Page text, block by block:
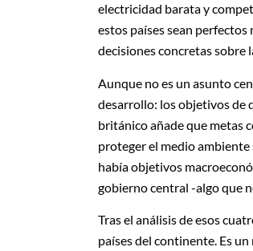
electricidad barata y
estos países sean
decisiones concretas sobre
Aunque no es un asunto
desarrollo: los objetivos de
británico añade que metas
proteger el medio
había objetivos
gobierno central -algo que
Tras el análisis de esos
países del continente. Es